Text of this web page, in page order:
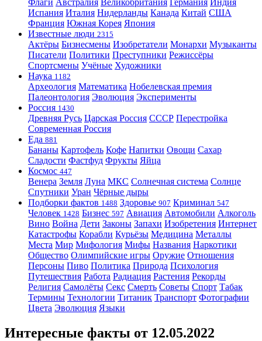
Флаги Австралия Великобритания Германия Индия
Испания Италия Нидерланды Канада Китай США
Франция Южная Корея Япония
Известные люди 2315
Актёры Бизнесмены Изобретатели Монархи Музыканты
Писатели Политики Преступники Режиссёры
Спортсмены Учёные Художники
Наука 1182
Археология Математика Нобелевская премия
Палеонтология Эволюция Эксперименты
Россия 1430
Древняя Русь Царская Россия СССР Перестройка
Современная Россия
Еда 881
Бананы Картофель Кофе Напитки Овощи Сахар
Сладости Фастфуд Фрукты Яйца
Космос 447
Венера Земля Луна МКС Солнечная система Солнце
Спутники Уран Чёрные дыры
Подборки фактов 1488 Здоровье 907 Криминал 547
Человек 1428 Бизнес 597 Авиация Автомобили Алкоголь
Вино Война Дети Законы Запахи Изобретения Интернет
Катастрофы Корабли Курьёзы Медицина Металлы
Места Мир Мифология Мифы Названия Наркотики
Общество Олимпийские игры Оружие Отношения
Персоны Пиво Политика Природа Психология
Путешествия Работа Радиация Растения Рекорды
Религия Самолёты Секс Смерть Советы Спорт Табак
Термины Технологии Титаник Транспорт Фотографии
Цвета Эволюция Языки
Интересные факты от 12.05.2022